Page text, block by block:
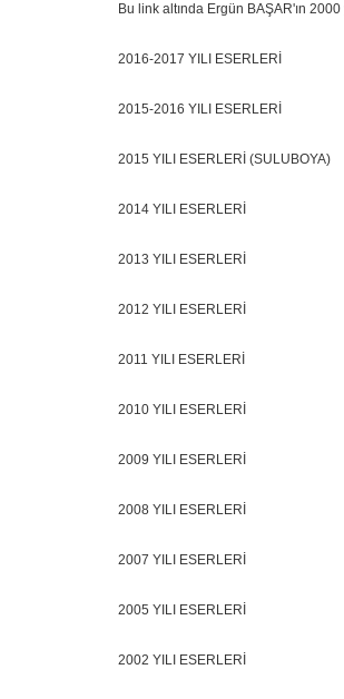
Bu link altında Ergün BAŞAR'ın
2016-2017 YILI ESERLERİ
2015-2016 YILI ESERLERİ
2015 YILI ESERLERİ (SULUBOYA)
2014 YILI ESERLERİ
2013 YILI ESERLERİ
2012 YILI ESERLERİ
2011 YILI ESERLERİ
2010 YILI ESERLERİ
2009 YILI ESERLERİ
2008 YILI ESERLERİ
2007 YILI ESERLERİ
2005 YILI ESERLERİ
2002 YILI ESERLERİ